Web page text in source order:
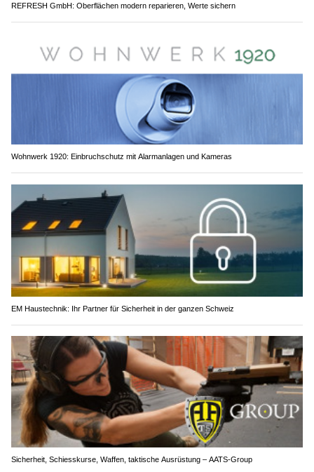
REFRESH GmbH: Oberflächen modern reparieren, Werte sichern
Wohnwerk 1920: Einbruchschutz mit Alarmanlagen und Kameras
EM Haustechnik: Ihr Partner für Sicherheit in der ganzen Schweiz
Sicherheit, Schiesskurse, Waffen, taktische Ausrüstung – AATS-Group